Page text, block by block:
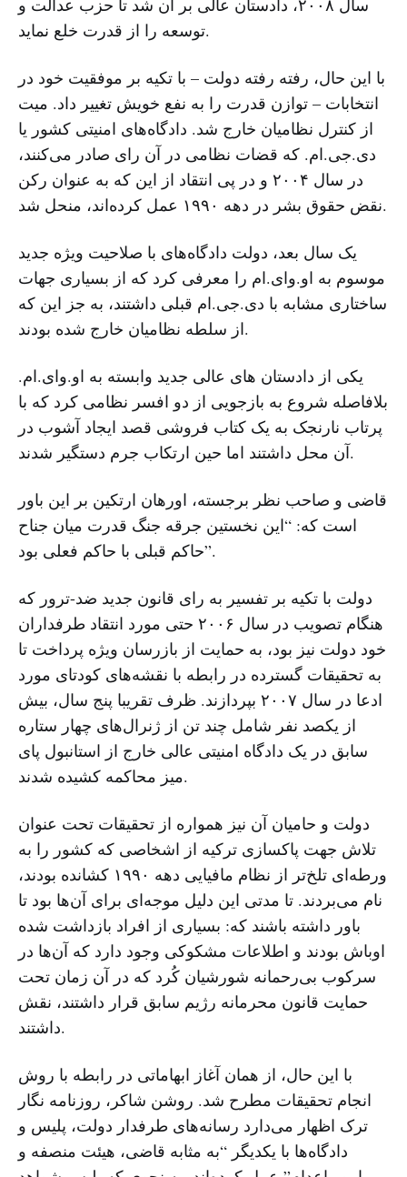
سال ۲۰۰۸، دادستان عالی بر آن شد تا حزب عدالت و
توسعه را از قدرت خلع نماید.
با این حال، رفته رفته دولت – با تکیه بر موفقیت خود در
انتخابات – توازن قدرت را به نفع خویش تغییر داد. میت
از کنترل نظامیان خارج شد. دادگاه‌های امنیتی کشور یا
دی.جی.ام. که قضات نظامی در آن رای صادر می‌کنند،
در سال ۲۰۰۴ و در پی انتقاد از این که به عنوان رکن
نقض حقوق بشر در دهه ۱۹۹۰ عمل کرده‌اند، منحل شد.
یک سال بعد، دولت دادگاه‌های با صلاحیت ویژه جدید
موسوم به او.وای.ام را معرفی کرد که از بسیاری جهات
ساختاری مشابه با دی.جی.ام قبلی داشتند، به جز این که
از سلطه نظامیان خارج شده بودند.
یکی از دادستان های عالی جدید وابسته به او.وای.ام.
بلافاصله شروع به بازجویی از دو افسر نظامی کرد که با
پرتاب نارنجک به یک کتاب فروشی قصد ایجاد آشوب در
آن محل داشتند اما حین ارتکاب جرم دستگیر شدند.
قاضی و صاحب نظر برجسته، اورهان ارتکین بر این باور
است که: “این نخستین جرقه جنگ قدرت میان جناح
حاکم قبلی با حاکم فعلی بود”.
دولت با تکیه بر تفسیر به رای قانون جدید ضد-ترور که
هنگام تصویب در سال ۲۰۰۶ حتی مورد انتقاد طرفداران
خود دولت نیز بود، به حمایت از بازرسان ویژه پرداخت تا
به تحقیقات گسترده در رابطه با نقشه‌های کودتای مورد
ادعا در سال ۲۰۰۷ بپردازند. ظرف تقریبا پنج سال، بیش
از یکصد نفر شامل چند تن از ژنرال‌های چهار ستاره
سابق در یک دادگاه امنیتی عالی خارج از استانبول پای
میز محاکمه کشیده شدند.
دولت و حامیان آن نیز همواره از تحقیقات تحت عنوان
تلاش جهت پاکسازی ترکیه از اشخاصی که کشور را به
ورطه‌ای تلخ‌تر از نظام مافیایی دهه ۱۹۹۰ کشانده بودند،
نام می‌بردند. تا مدتی این دلیل موجه‌ای برای آن‌ها بود تا
باور داشته باشند که: بسیاری از افراد بازداشت شده
اوباش بودند و اطلاعات مشکوکی وجود دارد که آن‌ها در
سرکوب بی‌رحمانه شورشیان کُرد که در آن زمان تحت
حمایت قانون محرمانه رژیم سابق قرار داشتند، نقش
داشتند.
با این حال، از همان آغاز ابهاماتی در رابطه با روش
انجام تحقیقات مطرح شد. روشن شاکر، روزنامه نگار
ترک اظهار می‌دارد رسانه‌های طرفدار دولت، پلیس و
دادگاه‌ها با یکدیگر “به مثابه قاضی، هیئت منصفه و